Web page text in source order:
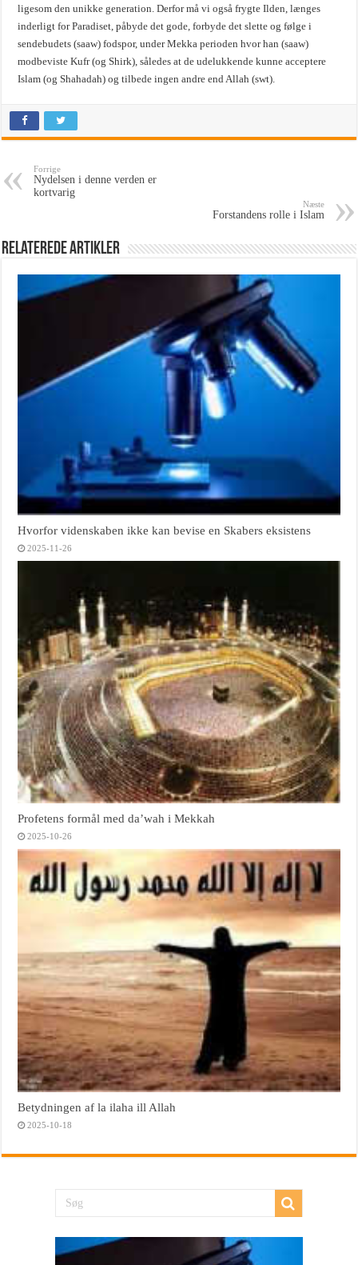
ligesom den unikke generation. Derfor må vi også frygte Ilden, længes
inderligt for Paradiset, påbyde det gode, forbyde det slette og følge i
sendebudets (saaw) fodspor, under Mekka perioden hvor han (saaw)
modbeviste Kufr (og Shirk), således at de udelukkende kunne acceptere
Islam (og Shahadah) og tilbede ingen andre end Allah (swt).
Forrige
Nydelsen i denne verden er
kortvarig
Næste
Forstandens rolle i Islam
Relaterede Artikler
Hvorfor videnskaben ikke kan bevise en Skabers eksistens
2025-11-26
Profetens formål med da’wah i Mekkah
2025-10-26
Betydningen af la ilaha ill Allah
2025-10-18